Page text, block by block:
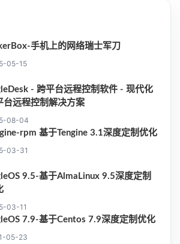
手机上的网络瑞士军刀
05-15
- 跨平台远程控制软件 - 现代化
台远程控制解决方案
08-04
rpm 基于Tengine 3.1深度定制优化
03-31
9.5-基于AlmaLinux 9.5深度定制
03-11
7.9-基于Centos 7.9深度定制优化
05-23